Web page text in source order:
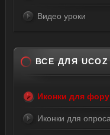
Видео уроки
ВСЕ ДЛЯ UCOZ
Иконки для
Иконки для опроса